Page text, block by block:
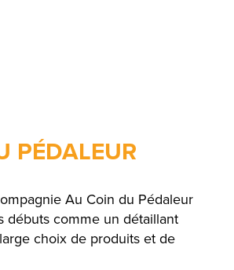
PÉDALEUR
Au Coin du Pédaleur
débuts comme un détaillant
choix de produits et de